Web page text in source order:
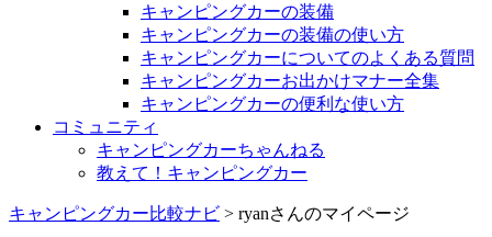
キャンピングカーの装備
キャンピングカーの装備の使い方
キャンピングカーについてのよくある質問
キャンピングカーお出かけマナー全集
キャンピングカーの便利な使い方
コミュニティ
キャンピングカーちゃんねる
教えて！キャンピングカー
キャンピングカー比較ナビ > ryanさんのマイページ